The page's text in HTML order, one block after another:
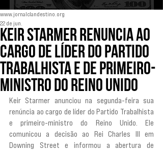
Keir Starmer renuncia ao
cargo de líder do Partido
Trabalhista e de primeiro-
ministro do Reino Unido
www.jornalclandestino.org
22 de jun.
Keir Starmer anunciou na segunda-feira sua
renúncia ao cargo de líder do Partido Trabalhista
e primeiro-ministro do Reino Unido. Ele
comunicou a decisão ao Rei Charles III em
Downing Street e informou a abertura de